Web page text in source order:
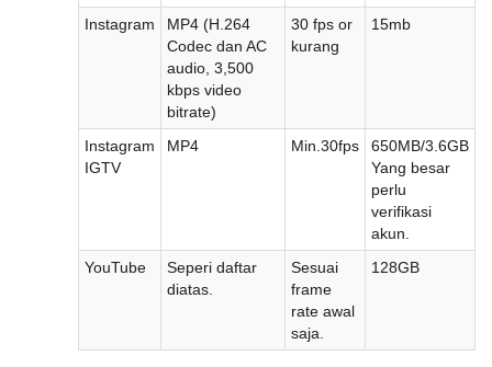
Instagram
MP4 (H.264
Codec dan AC
audio, 3,500
kbps video
bitrate)
30 fps or
kurang
15mb
Instagram
IGTV
MP4 Min.30fps
650MB/3.6GB
Yang besar
perlu
verifikasi
akun.
YouTube
Seperi daftar
diatas.
Sesuai
frame
rate awal
saja.
128GB